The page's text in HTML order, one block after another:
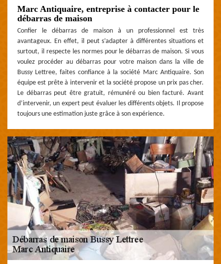
Marc Antiquaire, entreprise à contacter pour le
débarras de maison
Confier le débarras de maison à un professionnel est très
avantageux. En effet, il peut s’adapter à différentes situations et
surtout, il respecte les normes pour le débarras de maison. Si vous
voulez procéder au débarras pour votre maison dans la ville de
Bussy Lettree, faites confiance à la société Marc Antiquaire. Son
équipe est prête à intervenir et la société propose un prix pas cher.
Le débarras peut être gratuit, rémunéré ou bien facturé. Avant
d’intervenir, un expert peut évaluer les différents objets. Il propose
toujours une estimation juste grâce à son expérience.